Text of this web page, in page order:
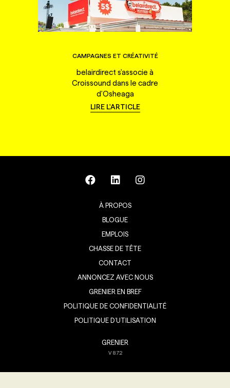
CAMPAGNES ET CRÉATIVITÉ
belairdirect s'associe à
Croissound dans le cadre
d'Osheaga
LIRE L'ARTICLE
À PROPOS
BLOGUE
EMPLOIS
CHASSE DE TÊTE
CONTACT
ANNONCEZ AVEC NOUS
GRENIER EN BREF
POLITIQUE DE CONFIDENTIALITÉ
POLITIQUE D’UTILISATION
GRENIER
V8.7.2